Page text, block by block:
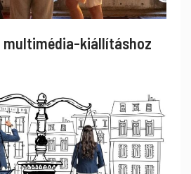
multimédia-kiállításhoz